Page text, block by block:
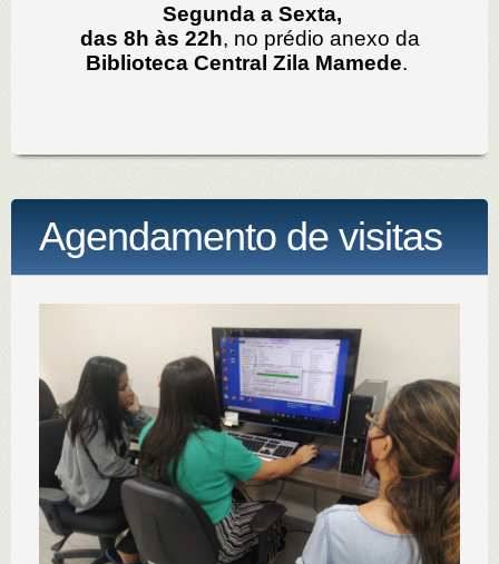
Segunda a Sexta,
das 8h às 22h, no prédio anexo da
Biblioteca Central Zila Mamede.
Agendamento de visitas